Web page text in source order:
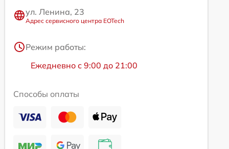
ул. Ленина, 23
Адрес сервисного центра EOTech
Режим работы:
Ежедневно с 9:00 до 21:00
Способы оплаты